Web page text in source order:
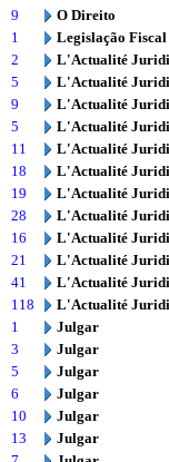
9
O Direito
1
Legislação Fiscal
2
L'Actualité
5
L'Actualité
9
L'Actualité
5
L'Actualité
11
L'Actualité
18
L'Actualité
19
L'Actualité
28
L'Actualité
16
L'Actualité
21
L'Actualité
41
L'Actualité
118
L'Actualité
1
Julgar
3
Julgar
5
Julgar
6
Julgar
10
Julgar
13
Julgar